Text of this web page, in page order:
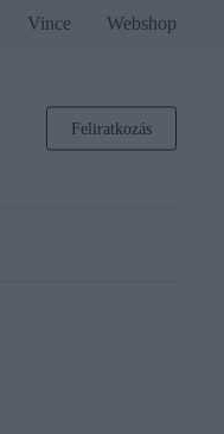
Vince Webshop
Feliratkozás